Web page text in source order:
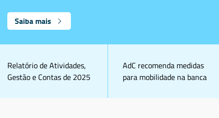
Saiba mais
AdC recomenda medidas
para mobilidade na banca
Relatório de Atividades,
Gestão e Contas de 2025